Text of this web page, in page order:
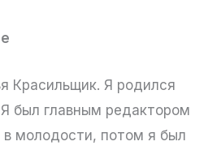
Красильщик. Я родился
был главным редактором
молодости, потом я был